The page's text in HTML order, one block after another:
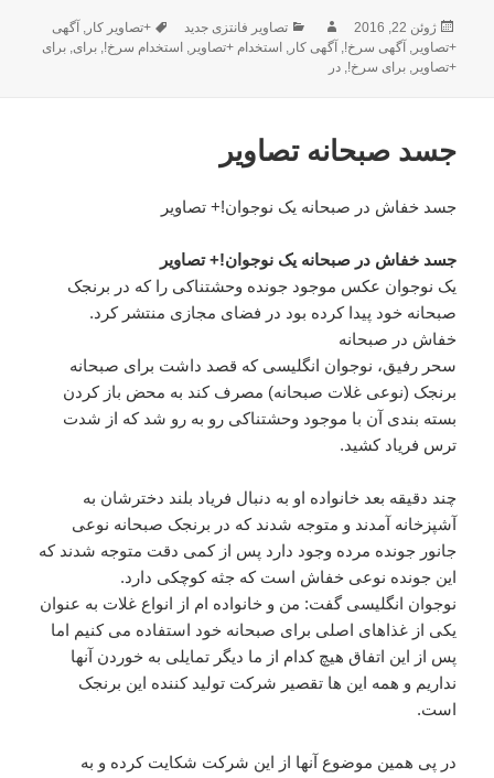
ارسال
شده
در
ژوئن 22, 2016 نویسندهدسته‌ها
تصاویر فانتزی جدید برچسب‌ها
+تصاویر کار, آگهی
+تصاویر, آگهی سرخ!, آگهی کار, استخدام +تصاویر, استخدام سرخ!,برای,برای
+تصاویر,برای سرخ!,در
جسد صبحانه تصاویر
جسد خفاش در صبحانه یک نوجوان!+ تصاویر
جسد خفاش در صبحانه یک نوجوان!+ تصاویر
یک نوجوان عکس موجود جونده وحشتناکی را که در برنجک
صبحانه خود پیدا کرده بود در فضای مجازی منتشر کرد.
خفاش در صبحانه
سحر رفیق، نوجوان انگلیسی که قصد داشت برای صبحانه
برنجک (نوعی غلات صبحانه) مصرف کند به محض باز کردن
بسته بندی آن با موجود وحشتناکی رو به رو شد که از شدت
ترس فریاد کشید.
چند دقیقه بعد خانواده او به دنبال فریاد بلند دخترشان به
آشپزخانه آمدند و متوجه شدند که در برنجک صبحانه نوعی
جانور جونده مرده وجود دارد پس از کمی دقت متوجه شدند که
این جونده نوعی خفاش است که جثه کوچکی دارد.
نوجوان انگلیسی گفت: من و خانواده ام از انواع غلات به عنوان
یکی از غذاهای اصلی برای صبحانه خود استفاده می کنیم اما
پس از این اتفاق هیچ کدام از ما دیگر تمایلی به خوردن آنها
نداریم و همه این ها تقصیر شرکت تولید کننده این برنجک
است.
در پی همین موضوع آنها از این شرکت شکایت کرده و به